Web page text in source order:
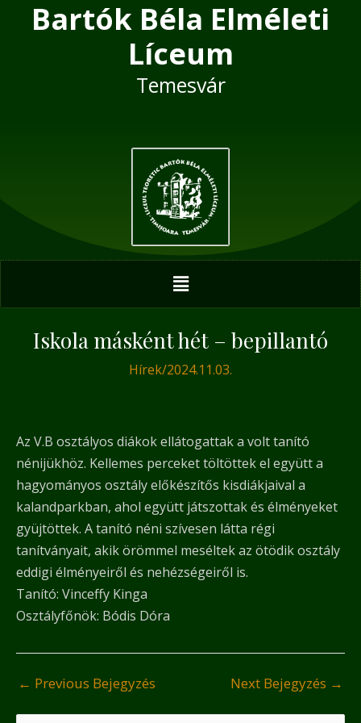
Bartók Béla Elméleti
Líceum
Temesvár
Menu
Iskola másként hét – bepillantó
Hírek/2024.11.03.
Az V.B osztályos diákok ellátogattak a volt tanító
nénijükhöz. Kellemes perceket töltöttek el együtt a
hagyományos osztály előkészítős kisdiákjaival a
kalandparkban, ahol együtt játszottak és élményeket
gyüjtöttek. A tanító néni szívesen látta régi
tanítványait, akik örömmel meséltek az ötödik osztály
eddigi élményeiről és nehézségeiről is.
Tanító: Vinceffy Kinga
Osztályfőnök: Bódis Dóra
Post
navigation
← Previous Bejegyzés Next Bejegyzés →